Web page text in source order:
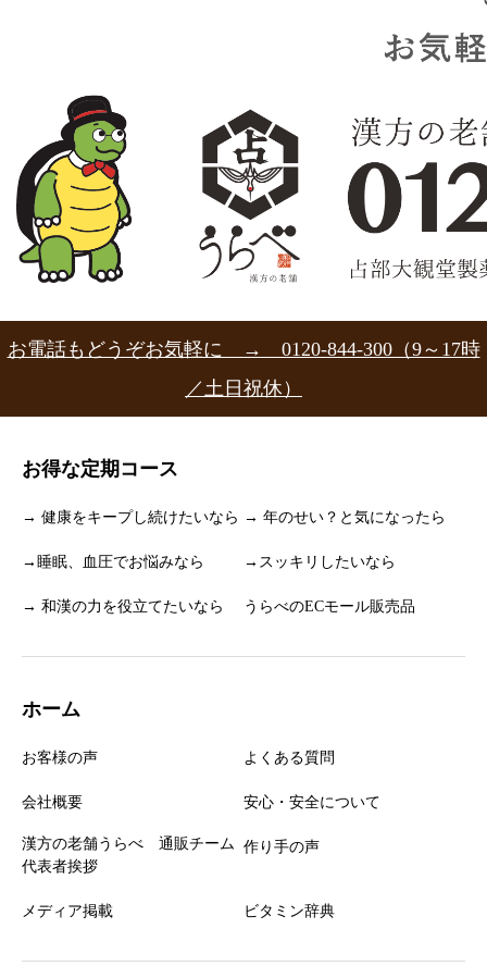
お電話もどうぞお気軽に → 0120-844-300（9～17時
／土日祝休）
お得な定期コース
→ 健康をキープし続けたいなら → 年のせい？と気になったら
→睡眠、血圧でお悩みなら →スッキリしたいなら
→ 和漢の力を役立てたいなら うらべのECモール販売品
ホーム
お客様の声 よくある質問
会社概要 安心・安全について
漢方の老舗うらべ 通販チーム
代表者挨拶
作り手の声
メディア掲載 ビタミン辞典